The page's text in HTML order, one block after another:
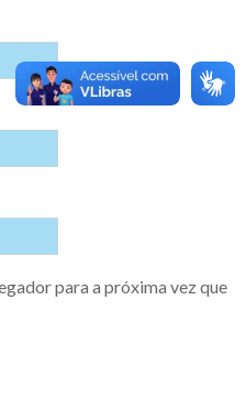
para a próxima vez que